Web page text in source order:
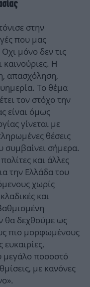
στην
που μας
μόνο δεν τις
καινούριες. Η
απασχόληση,
Το θέμα
τον στόχο την
είναι όμως
γίνεται με
θέσεις
συμβαίνει σήμερα.
και άλλες
την Ελλάδα του
χωρίς
και
θα δεχθούμε ως
πιο μορφωμένους
μεγάλο ποσοστό
με κανόνες